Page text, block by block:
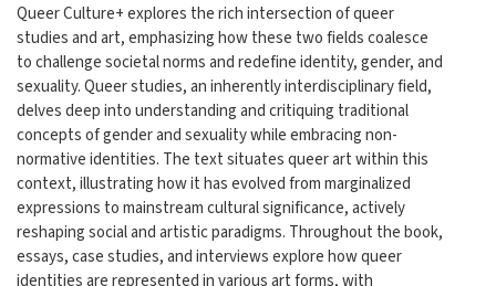
Queer Culture+ explores the rich intersection of queer
studies and art, emphasizing how these two fields coalesce
to challenge societal norms and redefine identity, gender, and
sexuality. Queer studies, an inherently interdisciplinary field,
delves deep into understanding and critiquing traditional
concepts of gender and sexuality while embracing non-
normative identities. The text situates queer art within this
context, illustrating how it has evolved from marginalized
expressions to mainstream cultural significance, actively
reshaping social and artistic paradigms. Throughout the book,
essays, case studies, and interviews explore how queer
identities are represented in various art forms, with